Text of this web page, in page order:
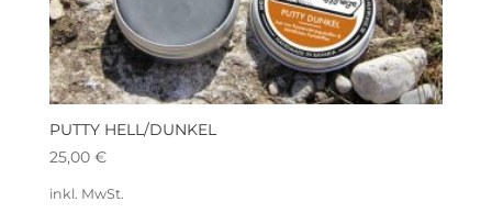
PUTTY HELL/DUNKEL
25,00 €
inkl. MwSt.